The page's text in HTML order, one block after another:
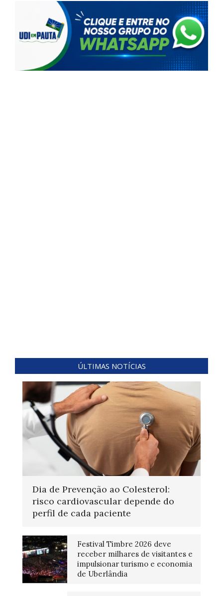
ÚLTIMAS NOTÍCIAS
Dia de Prevenção ao Colesterol:
risco cardiovascular depende do
perfil de cada paciente
Festival Timbre 2026 deve
receber milhares de visitantes e
impulsionar turismo e economia
de Uberlândia